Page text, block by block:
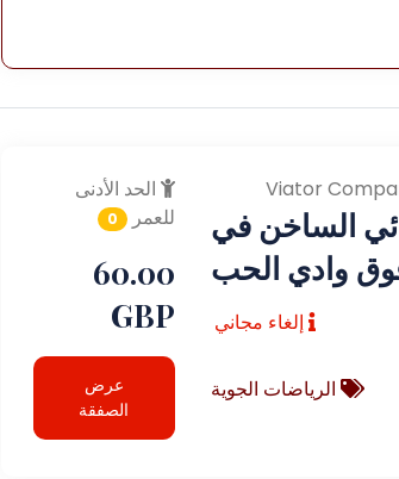
الساخن في
فوق وادي الحب
إلغاء مجاني
الرياضات الجوية
الحد الأدنى
للعمر
0
60.00
GBP
عرض
الصفقة